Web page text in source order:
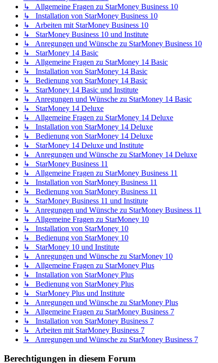
↳ Allgemeine Fragen zu StarMoney Business 10
↳ Installation von StarMoney Business 10
↳ Arbeiten mit StarMoney Business 10
↳ StarMoney Business 10 und Institute
↳ Anregungen und Wünsche zu StarMoney Business 10
↳ StarMoney 14 Basic
↳ Allgemeine Fragen zu StarMoney 14 Basic
↳ Installation von StarMoney 14 Basic
↳ Bedienung von StarMoney 14 Basic
↳ StarMoney 14 Basic und Institute
↳ Anregungen und Wünsche zu StarMoney 14 Basic
↳ StarMoney 14 Deluxe
↳ Allgemeine Fragen zu StarMoney 14 Deluxe
↳ Installation von StarMoney 14 Deluxe
↳ Bedienung von StarMoney 14 Deluxe
↳ StarMoney 14 Deluxe und Institute
↳ Anregungen und Wünsche zu StarMoney 14 Deluxe
↳ StarMoney Business 11
↳ Allgemeine Fragen zu StarMoney Business 11
↳ Installation von StarMoney Business 11
↳ Bedienung von StarMoney Business 11
↳ StarMoney Business 11 und Institute
↳ Anregungen und Wünsche zu StarMoney Business 11
↳ Allgemeine Fragen zu StarMoney 10
↳ Installation von StarMoney 10
↳ Bedienung von StarMoney 10
↳ StarMoney 10 und Institute
↳ Anregungen und Wünsche zu StarMoney 10
↳ Allgemeine Fragen zu StarMoney Plus
↳ Installation von StarMoney Plus
↳ Bedienung von StarMoney Plus
↳ StarMoney Plus und Institute
↳ Anregungen und Wünsche zu StarMoney Plus
↳ Allgemeine Fragen zu StarMoney Business 7
↳ Installation von StarMoney Business 7
↳ Arbeiten mit StarMoney Business 7
↳ Anregungen und Wünsche zu StarMoney Business 7
Berechtigungen in diesem Forum